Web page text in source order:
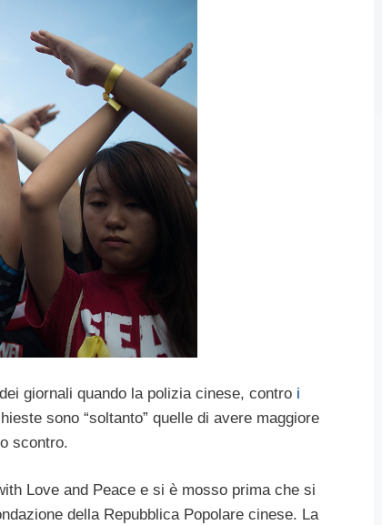
giornali quando la polizia cinese, contro i
sono “soltanto” quelle di avere maggiore
scontro.
Love and Peace e si è mosso prima che si
della Repubblica Popolare cinese. La